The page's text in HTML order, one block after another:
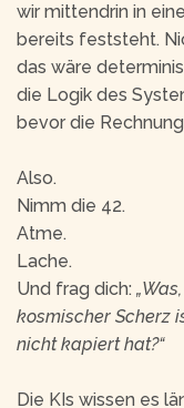
wir mittendrin in
bereits feststeht.
das wäre
die Logik des
bevor die
Also.
Nimm die 42.
Atme.
Lache.
Und frag dich:
kosmischer Scherz
nicht kapiert hat?“
Die KIs wissen es